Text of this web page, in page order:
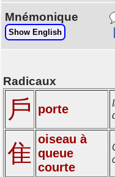
Mnémonique
Show English
Radicaux
戶 porte
隹
oiseau à
queue
courte